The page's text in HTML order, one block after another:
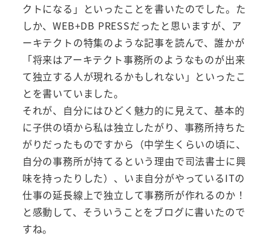
クトになる」といったことを書いたのでした。た
しか、WEB+DB PRESSだったと思いますが、ア
ーキテクトの特集のような記事を読んで、誰かが
「将来はアーキテクト事務所のようなものが出来
て独立する人が現れるかもしれない」といったこ
とを書いていました。
それが、自分にはひどく魅力的に見えて、基本的
に子供の頃から私は独立したがり、事務所持ちた
がりだったものですから（中学生くらいの頃に、
自分の事務所が持てるという理由で司法書士に興
味を持ったりした）、いま自分がやっているITの
仕事の延長線上で独立して事務所が作れるのか！
と感動して、そういうことをブログに書いたので
すね。